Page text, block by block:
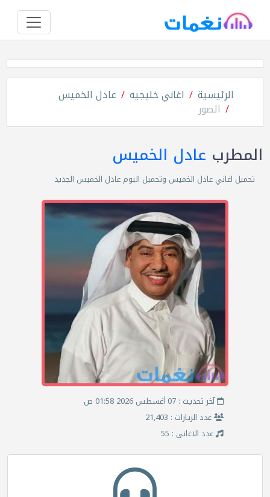
الرئيسية اغاني خليجيه عادل الخميس
الصور
المطرب عادل الخميس
تحميل اغاني عادل الخميس وتحميل البوم عادل الخميس الجديد
آخر تحديث : 07 أغسطس 2026 01:58 ص
عدد الزيارات : 21,403
عدد الاغاني : 55